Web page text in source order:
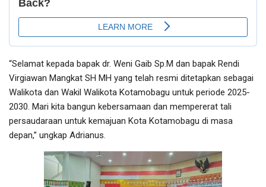
“Selamat kepada bapak dr. Weni Gaib Sp.M dan bapak Rendi
Virgiawan Mangkat SH MH yang telah resmi ditetapkan sebagai
Walikota dan Wakil Walikota Kotamobagu untuk periode 2025-
2030. Mari kita bangun kebersamaan dan mempererat tali
persaudaraan untuk kemajuan Kota Kotamobagu di masa
depan,” ungkap Adrianus.